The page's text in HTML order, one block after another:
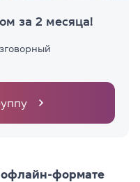
за 2 месяца!
офлайн-формате